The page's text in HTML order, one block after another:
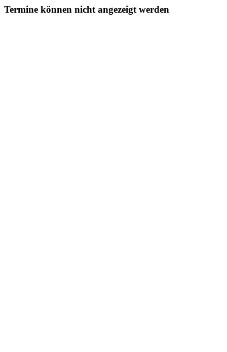
Termine können nicht angezeigt werden